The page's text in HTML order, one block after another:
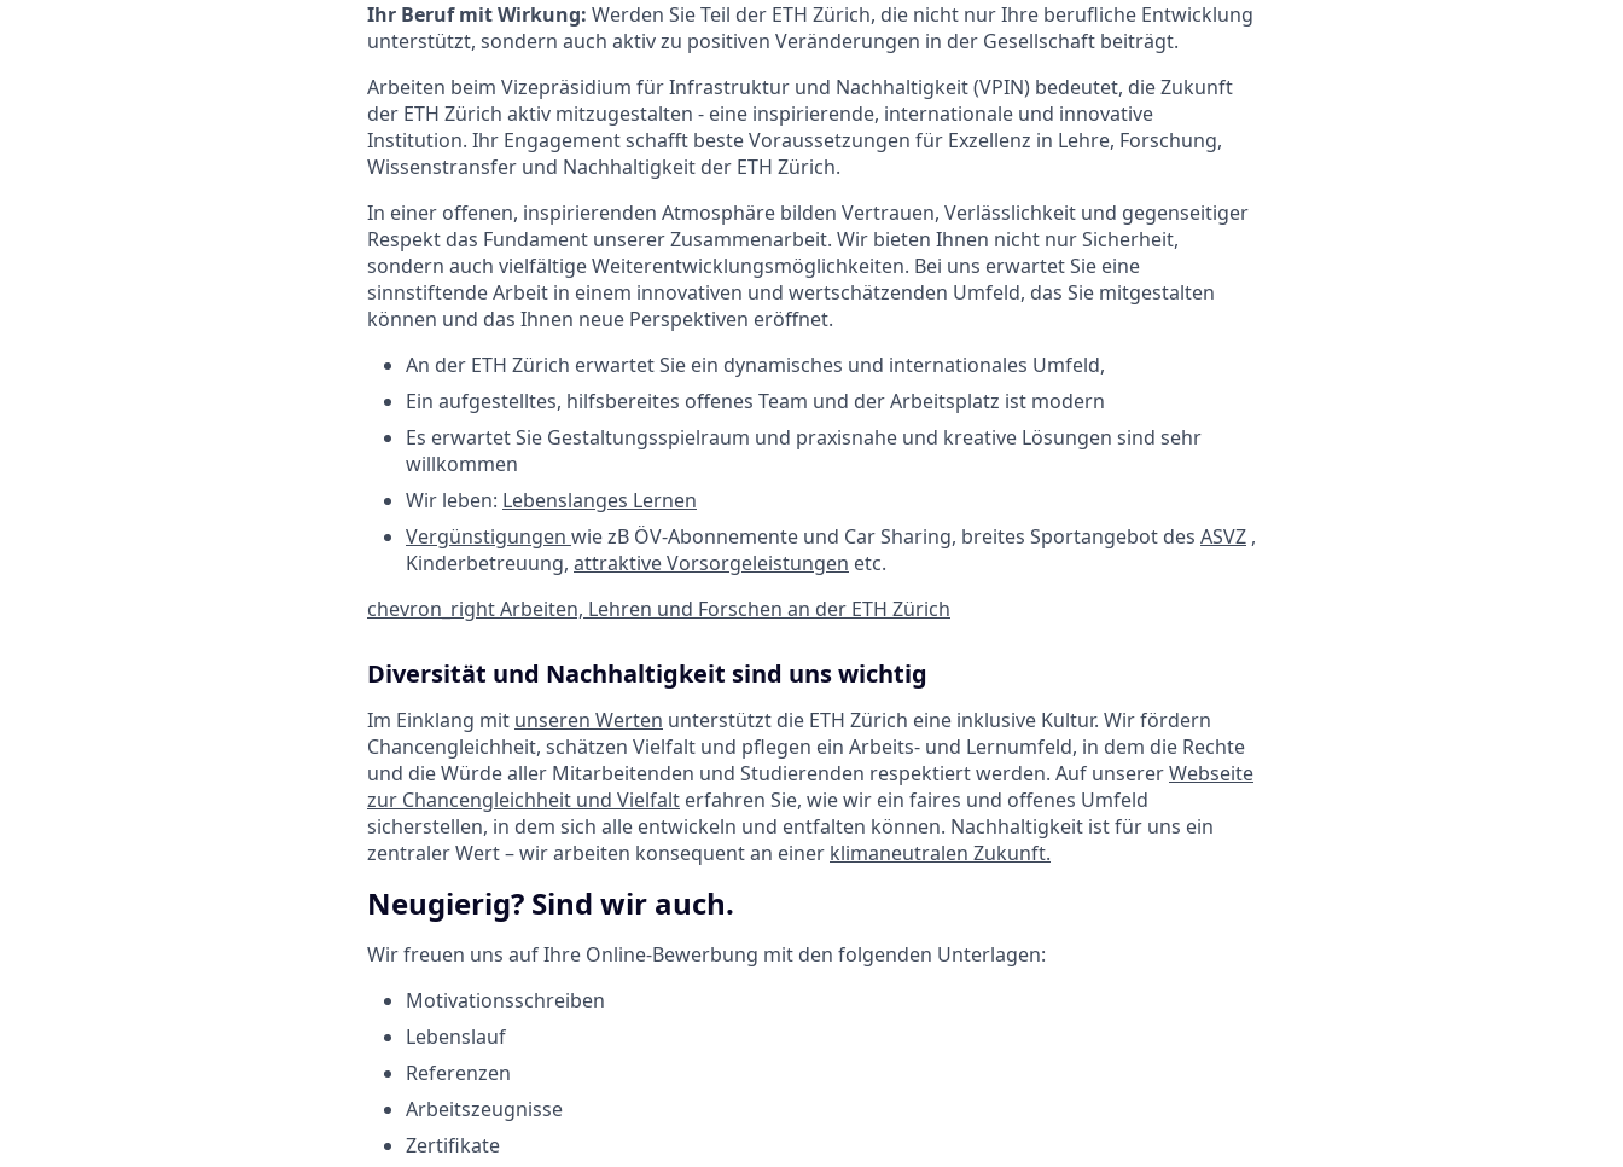
Ihr Beruf mit Wirkung: Werden Sie Teil der ETH Zürich, die nicht nur Ihre berufliche Entwicklung
unterstützt, sondern auch aktiv zu positiven Veränderungen in der Gesellschaft beiträgt.
Arbeiten beim Vizepräsidium für Infrastruktur und Nachhaltigkeit (VPIN) bedeutet, die Zukunft
der ETH Zürich aktiv mitzugestalten - eine inspirierende, internationale und innovative
Institution. Ihr Engagement schafft beste Voraussetzungen für Exzellenz in Lehre, Forschung,
Wissenstransfer und Nachhaltigkeit der ETH Zürich.
In einer offenen, inspirierenden Atmosphäre bilden Vertrauen, Verlässlichkeit und gegenseitiger
Respekt das Fundament unserer Zusammenarbeit. Wir bieten Ihnen nicht nur Sicherheit,
sondern auch vielfältige Weiterentwicklungsmöglichkeiten. Bei uns erwartet Sie eine
sinnstiftende Arbeit in einem innovativen und wertschätzenden Umfeld, das Sie mitgestalten
können und das Ihnen neue Perspektiven eröffnet.
An der ETH Zürich erwartet Sie ein dynamisches und internationales Umfeld,
Ein aufgestelltes, hilfsbereites offenes Team und der Arbeitsplatz ist modern
Es erwartet Sie Gestaltungsspielraum und praxisnahe und kreative Lösungen sind sehr
willkommen
Wir leben: Lebenslanges Lernen
Vergünstigungen wie zB ÖV-Abonnemente und Car Sharing, breites Sportangebot des ASVZ ,
Kinderbetreuung, attraktive Vorsorgeleistungen etc.
chevron_rightArbeiten, Lehren und Forschen an der ETH Zürich
Diversität und Nachhaltigkeit sind uns wichtig
Im Einklang mit unseren Werten unterstützt die ETH Zürich eine inklusive Kultur. Wir fördern
Chancengleichheit, schätzen Vielfalt und pflegen ein Arbeits- und Lernumfeld, in dem die Rechte
und die Würde aller Mitarbeitenden und Studierenden respektiert werden. Auf unsererWebseite
zur Chancengleichheit und Vielfalt erfahren Sie, wie wir ein faires und offenes Umfeld
sicherstellen, in dem sich alle entwickeln und entfalten können. Nachhaltigkeit ist für uns ein
zentraler Wert – wir arbeiten konsequent an einer klimaneutralen Zukunft.
Neugierig? Sind wir auch.
Wir freuen uns auf Ihre Online-Bewerbung mit den folgenden Unterlagen:
Motivationsschreiben
Lebenslauf
Referenzen
Arbeitszeugnisse
Zertifikate